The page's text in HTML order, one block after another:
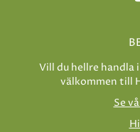
Vill du hellre handla
välkommen till
Se